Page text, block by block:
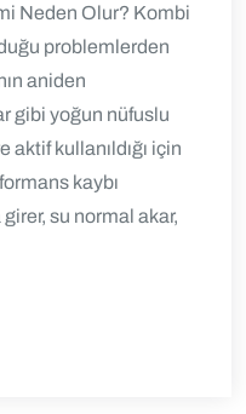
Neden Olur? Kombi
problemlerden
aniden
gibi yoğun nüfuslu
kullanıldığı için
kaybı
su normal akar,